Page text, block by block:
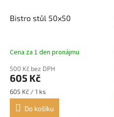
Bistro stůl 50x50
Cena za 1 den pronájmu
500 Kč bez DPH
605 Kč
Měrná
cena:
605 Kč / 1 ks
Do košíku